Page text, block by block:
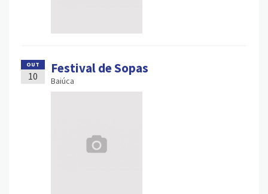
OUT
10 Festival de Sopas
Baiúca